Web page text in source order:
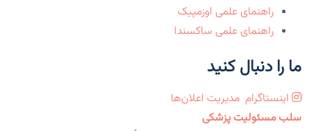
راهنمای علمی اوزمپیک
راهنمای علمی ساکسندا
ما را دنبال کنید
اینستاگرام مدیریت اعلان‌ها
سلب مسئولیت پزشکی